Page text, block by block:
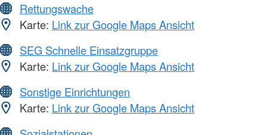
Rettungswache
Karte: Link zur Google Maps Ansicht
SEG Schnelle Einsatzgruppe
Karte: Link zur Google Maps Ansicht
Sonstige Einrichtungen
Karte: Link zur Google Maps Ansicht